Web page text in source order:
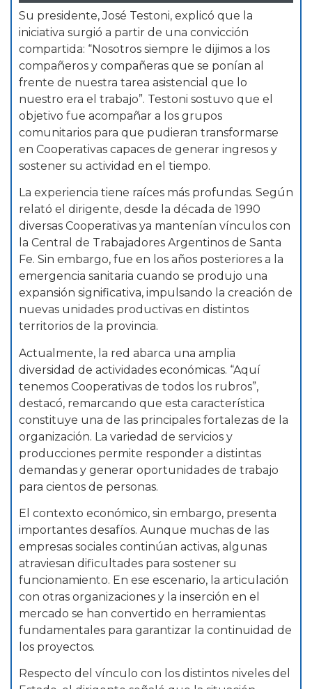
Su presidente, José Testoni, explicó que la
iniciativa surgió a partir de una convicción
compartida: “Nosotros siempre le dijimos a los
compañeros y compañeras que se ponían al
frente de nuestra tarea asistencial que lo
nuestro era el trabajo”. Testoni sostuvo que el
objetivo fue acompañar a los grupos
comunitarios para que pudieran transformarse
en Cooperativas capaces de generar ingresos y
sostener su actividad en el tiempo.
La experiencia tiene raíces más profundas. Según
relató el dirigente, desde la década de 1990
diversas Cooperativas ya mantenían vínculos con
la Central de Trabajadores Argentinos de Santa
Fe. Sin embargo, fue en los años posteriores a la
emergencia sanitaria cuando se produjo una
expansión significativa, impulsando la creación de
nuevas unidades productivas en distintos
territorios de la provincia.
Actualmente, la red abarca una amplia
diversidad de actividades económicas. “Aquí
tenemos Cooperativas de todos los rubros”,
destacó, remarcando que esta característica
constituye una de las principales fortalezas de la
organización. La variedad de servicios y
producciones permite responder a distintas
demandas y generar oportunidades de trabajo
para cientos de personas.
El contexto económico, sin embargo, presenta
importantes desafíos. Aunque muchas de las
empresas sociales continúan activas, algunas
atraviesan dificultades para sostener su
funcionamiento. En ese escenario, la articulación
con otras organizaciones y la inserción en el
mercado se han convertido en herramientas
fundamentales para garantizar la continuidad de
los proyectos.
Respecto del vínculo con los distintos niveles del